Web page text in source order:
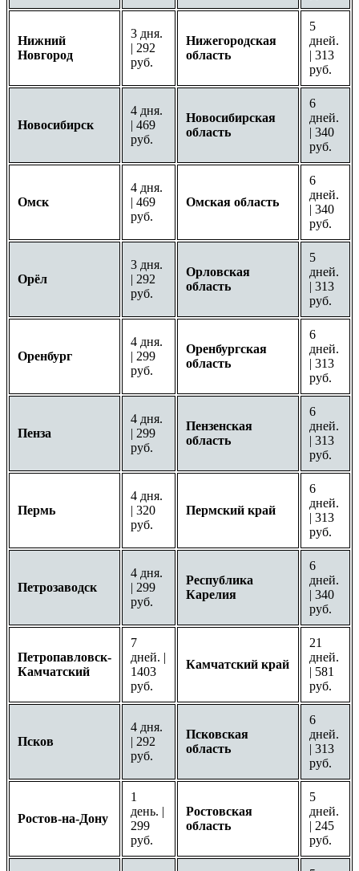
Нижний
Новгород
3 дня.
| 292
руб.
Нижегородская
область
5
дней.
| 313
руб.
Новосибирск
4 дня.
| 469
руб.
Новосибирская
область
6
дней.
| 340
руб.
Омск
4 дня.
| 469
руб.
Омская область
6
дней.
| 340
руб.
Орёл
3 дня.
| 292
руб.
Орловская
область
5
дней.
| 313
руб.
Оренбург
4 дня.
| 299
руб.
Оренбургская
область
6
дней.
| 313
руб.
Пенза
4 дня.
| 299
руб.
Пензенская
область
6
дней.
| 313
руб.
Пермь
4 дня.
| 320
руб.
Пермский край
6
дней.
| 313
руб.
Петрозаводск
4 дня.
| 299
руб.
Республика
Карелия
6
дней.
| 340
руб.
Петропавловск-
Камчатский
7
дней. |
1403
руб.
Камчатский край
21
дней.
| 581
руб.
Псков
4 дня.
| 292
руб.
Псковская
область
6
дней.
| 313
руб.
Ростов-на-Дону
1
день. |
299
руб.
Ростовская
область
5
дней.
| 245
руб.